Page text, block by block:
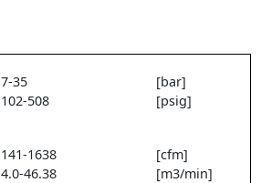
7-35
102-508
[bar]
[psig]
141-1638
4.0-46.38
[cfm]
[m3/min]